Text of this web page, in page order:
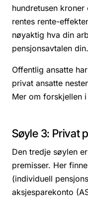
hundretusen
rentes rente-
nøyaktig hva din
pensjonsavtalen din.
Offentlig ansatte
privat ansatte
Mer om forskjellen
Søyle 3: Privat
Den tredje søylen
premisser. Her
(individuell
aksjesparekonto